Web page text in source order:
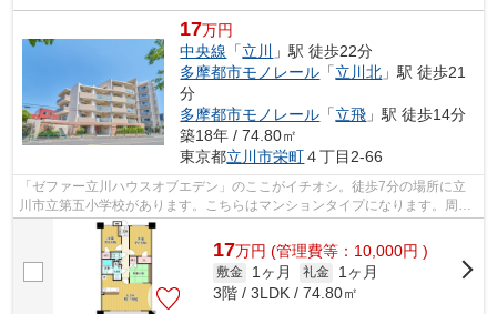
17万円
中央線 「立川
」駅 徒歩22分
多摩都市モノレール 「立川北 」駅 徒歩21
分
多摩都市モノレール 「立飛 」駅 徒歩14分
築18年 / 74.80㎡
東京都立川市栄町４丁目2-66
「ゼファー立川ハウスオブエデン」のここがイチオシ。徒歩7分の場所に立
川市立第五小学校があります。こちらはマンションタイプになります。周辺
に駅が二つあり、交通の利便性が高いで...
17万円 (管理費等：10,000円 )
敷金 1ヶ月 礼金
1ヶ月
3階 / 3LDK / 74.80㎡